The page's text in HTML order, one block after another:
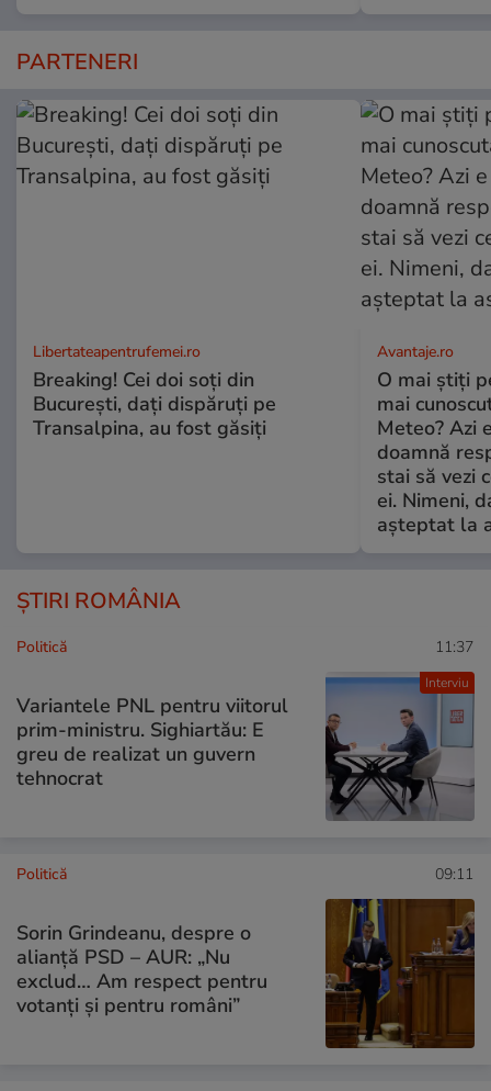
PARTENERI
Libertateapentrufemei.ro
Breaking! Cei doi soți din
București, dați dispăruți pe
Transalpina, au fost găsiți
Avantaje.ro
O mai știți
mai
Meteo? Azi
doamnă
stai să vezi
ei. Nimeni,
așteptat la
ȘTIRI ROMÂNIA
Interviu
Politică 11:37
Variantele PNL pentru viitorul
prim-ministru. Sighiartău: E
greu de realizat un guvern
tehnocrat
Politică 09:11
Sorin Grindeanu, despre o
alianță PSD – AUR: „Nu
exclud… Am respect pentru
votanți și pentru români”